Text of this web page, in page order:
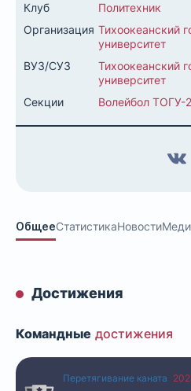
Клуб
Политехник
Организация Тихоокеанский
университет
ВУЗ/СУЗ
Тихоокеанский
университет
Секции
Волейбол ТОГУ-2
ОбщееСтатистикаНовости
Достижения
Командные достижения
Перетягивание каната